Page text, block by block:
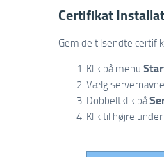
Certifikat
Gem de tilsendte
Klik på menu
Vælg
Dobbeltklik på
Klik til højre under